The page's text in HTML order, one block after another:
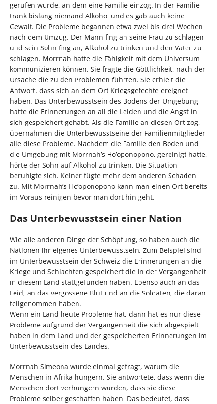
gerufen wurde, an dem eine Familie einzog. In der Familie
trank bislang niemand Alkohol und es gab auch keine
Gewalt. Die Probleme begannen etwa zwei bis drei Wochen
nach dem Umzug. Der Mann fing an seine Frau zu schlagen
und sein Sohn fing an, Alkohol zu trinken und den Vater zu
schlagen. Morrnah hatte die Fähigkeit mit dem Universum
kommunizieren können. Sie fragte die Göttlichkeit, nach der
Ursache die zu den Problemen führten. Sie erhielt die
Antwort, dass sich an dem Ort Kriegsgefechte ereignet
haben. Das Unterbewusstsein des Bodens der Umgebung
hatte die Erinnerungen an all die Leiden und die Angst in
sich gespeichert gehabt. Als die Familie an diesen Ort zog,
übernahmen die Unterbewusstseine der Familienmitglieder
alle diese Probleme. Nachdem die Familie den Boden und
die Umgebung mit Morrnah’s Ho’oponopono, gereinigt hatte,
hörte der Sohn auf Alkohol zu trinken. Die Situation
beruhigte sich. Keiner fügte mehr dem anderen Schaden
zu. Mit Morrnah’s Ho’oponopono kann man einen Ort bereits
im Voraus reinigen bevor man dort hin geht.
Das Unterbewusstsein einer Nation
Wie alle anderen Dinge der Schöpfung, so haben auch die
Nationen ihr eigenes Unterbewusstsein. Zum Beispiel sind
im Unterbewusstsein der Schweiz die Erinnerungen an die
Kriege und Schlachten gespeichert die in der Vergangenheit
in diesem Land stattgefunden haben. Ebenso auch an das
Leid, an das vergossene Blut und an die Soldaten, die daran
teilgenommen haben.
Wenn ein Land heute Probleme hat, dann hat es nur diese
Probleme aufgrund der Vergangenheit die sich abgespielt
haben in dem Land und der gespeicherten Erinnerungen im
Unterbewusstsein des Landes.
Morrnah Simeona wurde einmal gefragt, warum die
Menschen in Afrika hungern. Sie antwortete, dass wenn die
Menschen dort verhungern würden, dass sie diese
Probleme selber geschaffen haben. Das bedeutet, dass